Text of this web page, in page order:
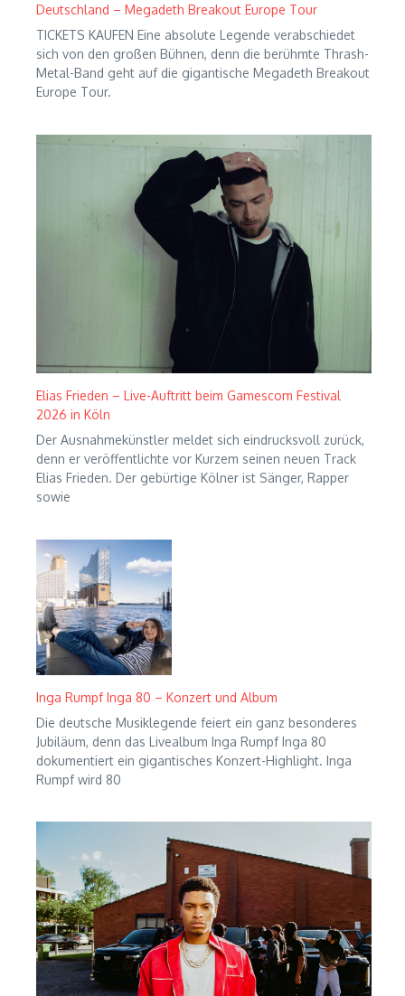
Deutschland – Megadeth Breakout Europe Tour
TICKETS KAUFEN Eine absolute Legende verabschiedet
sich von den großen Bühnen, denn die berühmte Thrash-
Metal-Band geht auf die gigantische Megadeth Breakout
Europe Tour.
Elias Frieden – Live-Auftritt beim Gamescom Festival
2026 in Köln
Der Ausnahmekünstler meldet sich eindrucksvoll zurück,
denn er veröffentlichte vor Kurzem seinen neuen Track
Elias Frieden. Der gebürtige Kölner ist Sänger, Rapper
sowie
Inga Rumpf Inga 80 – Konzert und Album
Die deutsche Musiklegende feiert ein ganz besonderes
Jubiläum, denn das Livealbum Inga Rumpf Inga 80
dokumentiert ein gigantisches Konzert-Highlight. Inga
Rumpf wird 80